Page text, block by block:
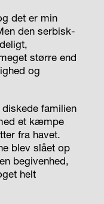
det er min
den serbisk-
større end
og
familien
et kæmpe
fra havet.
blev slået op
begivenhed,
helt